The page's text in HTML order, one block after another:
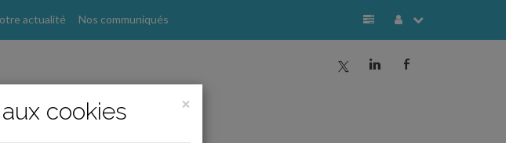
actualité Nos communiqués
b
j
a
×
cookies